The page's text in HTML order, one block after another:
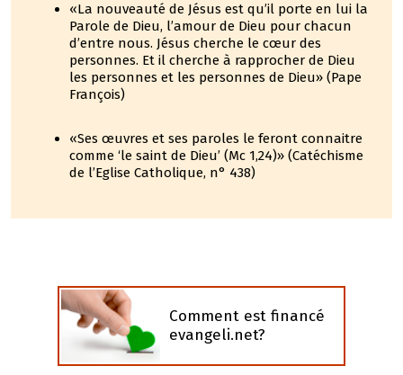
«La nouveauté de Jésus est qu’il porte en lui la
Parole de Dieu, l’amour de Dieu pour chacun
d’entre nous. Jésus cherche le cœur des
personnes. Et il cherche à rapprocher de Dieu
les personnes et les personnes de Dieu» (Pape
François)
«Ses œuvres et ses paroles le feront connaitre
comme ‘le saint de Dieu’ (Mc 1,24)» (Catéchisme
de l’Eglise Catholique, n° 438)
Comment est financé
evangeli.net?